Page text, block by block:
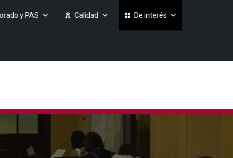
y PAS Calidad De interés